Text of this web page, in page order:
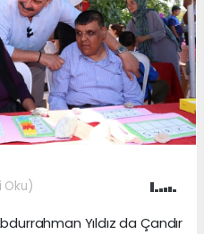
Oku)
Yıldız da Çandır